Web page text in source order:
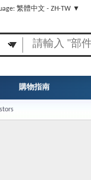
繁體中文 - ZH-TW ▼
購物指南